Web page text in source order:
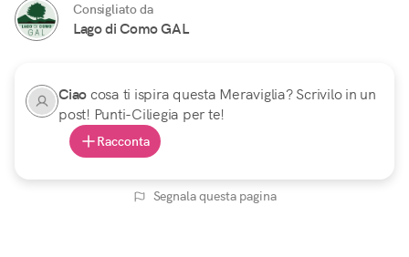
Consigliato da
Lago di Como GAL
Ciaocosa ti ispira questa Meraviglia? Scrivilo in un
post! Punti-Ciliegia per te!
Racconta
Segnala questa pagina